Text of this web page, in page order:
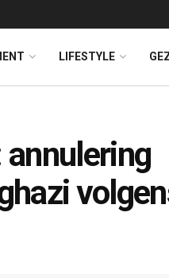
LIFESTYLE
annulering